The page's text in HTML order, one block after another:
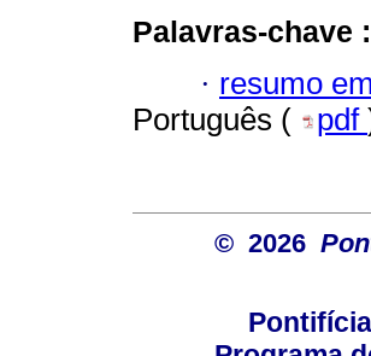
Palavras-chave :
· resumo
Português (
pdf
© 2026